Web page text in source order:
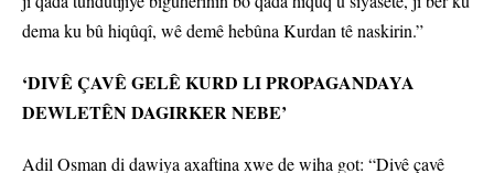
dema ku bû hiqûqî, wê demê hebûna Kurdan tê naskirin.”
‘DIVÊ ÇAVÊ GELÊ KURD LI PROPAGANDAYA
DEWLETÊN DAGIRKER NEBE’
Adil Osman di dawiya axaftina xwe de wiha got: “Divê çavê